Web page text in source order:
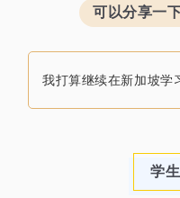
可以分享一
我打算继续在新加坡学
学